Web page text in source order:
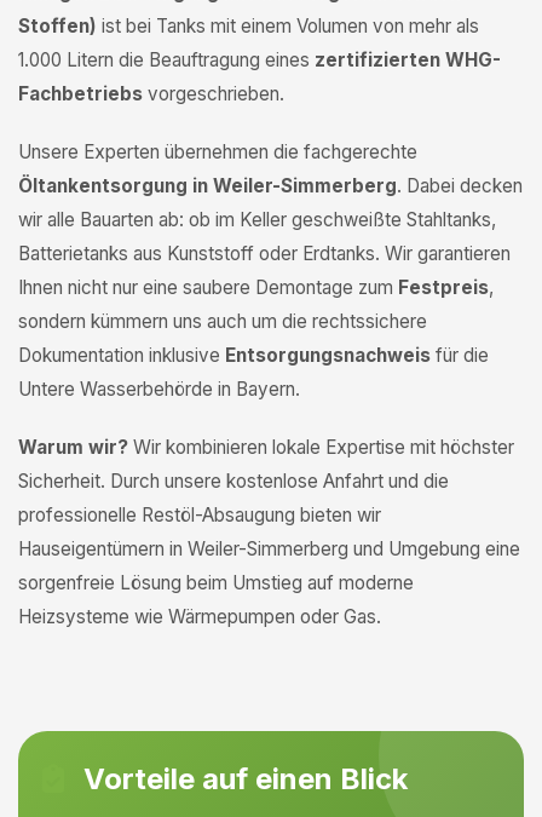
Stoffen) ist bei Tanks mit einem Volumen von mehr als
1.000 Litern die Beauftragung eines zertifizierten WHG-
Fachbetriebs vorgeschrieben.
Unsere Experten übernehmen die fachgerechte
Öltankentsorgung in Weiler-Simmerberg. Dabei decken
wir alle Bauarten ab: ob im Keller geschweißte Stahltanks,
Batterietanks aus Kunststoff oder Erdtanks. Wir garantieren
Ihnen nicht nur eine saubere Demontage zum Festpreis,
sondern kümmern uns auch um die rechtssichere
Dokumentation inklusive Entsorgungsnachweis für die
Untere Wasserbehörde in Bayern.
Warum wir? Wir kombinieren lokale Expertise mit höchster
Sicherheit. Durch unsere kostenlose Anfahrt und die
professionelle Restöl-Absaugung bieten wir
Hauseigentümern in Weiler-Simmerberg und Umgebung eine
sorgenfreie Lösung beim Umstieg auf moderne
Heizsysteme wie Wärmepumpen oder Gas.
Vorteile auf einen Blick